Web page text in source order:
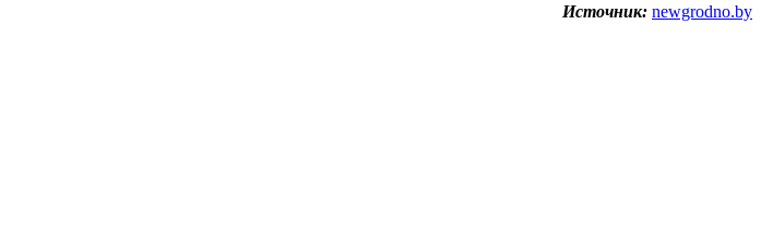
Источник: newgrodno.by